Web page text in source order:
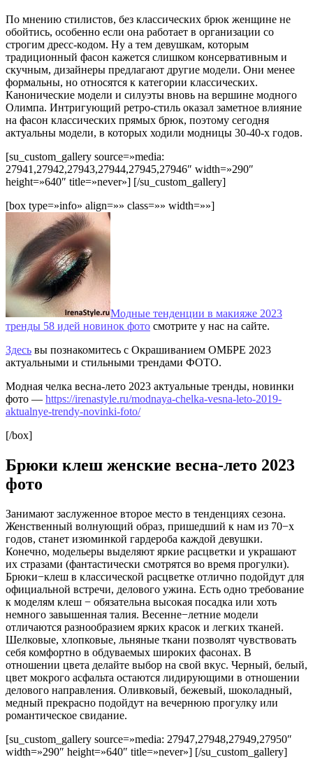
По мнению стилистов, без классических брюк женщине не
обойтись, особенно если она работает в организации со
строгим дресс-кодом. Ну а тем девушкам, которым
традиционный фасон кажется слишком консервативным и
скучным, дизайнеры предлагают другие модели. Они менее
формальны, но относятся к категории классических.
Канонические модели и силуэты вновь на вершине модного
Олимпа. Интригующий ретро-стиль оказал заметное влияние
на фасон классических прямых брюк, поэтому сегодня
актуальны модели, в которых ходили модницы 30-40-х годов.
[su_custom_gallery source=»media:
27941,27942,27943,27944,27945,27946″ width=»290″
height=»640″ title=»never»] [/su_custom_gallery]
[box type=»info» align=»» class=»» width=»»]
Модные тенденции в макияже 2023
тренды 58 идей новинок фото смотрите у нас на сайте.
Здесь вы познакомитесь с Окрашиванием ОМБРЕ 2023
актуальными и стильными трендами ФОТО.
Модная челка весна-лето 2023 актуальные тренды, новинки
фото — https://irenastyle.ru/modnaya-chelka-vesna-leto-2019-
aktualnye-trendy-novinki-foto/
[/box]
Брюки клеш женские весна-лето 2023
фото
Занимают заслуженное второе место в тенденциях сезона.
Женственный волнующий образ, пришедший к нам из 70−х
годов, станет изюминкой гардероба каждой девушки.
Конечно, модельеры выделяют яркие расцветки и украшают
их стразами (фантастически смотрятся во время прогулки).
Брюки−клеш в классической расцветке отлично подойдут для
официальной встречи, делового ужина. Есть одно требование
к моделям клеш − обязательна высокая посадка или хоть
немного завышенная талия. Весенне−летние модели
отличаются разнообразием ярких красок и легких тканей.
Шелковые, хлопковые, льняные ткани позволят чувствовать
себя комфортно в обдуваемых широких фасонах. В
отношении цвета делайте выбор на свой вкус. Черный, белый,
цвет мокрого асфальта остаются лидирующими в отношении
делового направления. Оливковый, бежевый, шоколадный,
медный прекрасно подойдут на вечернюю прогулку или
романтическое свидание.
[su_custom_gallery source=»media: 27947,27948,27949,27950″
width=»290″ height=»640″ title=»never»] [/su_custom_gallery]